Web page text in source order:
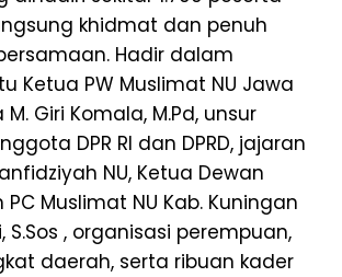
khidmat dan penuh
Hadir dalam
Ketua PW Muslimat NU Jawa
M. Giri Komala, M.Pd, unsur
DPR RI dan DPRD, jajaran
NU, Ketua Dewan
Muslimat NU Kab. Kuningan
S.Sos , organisasi perempuan,
daerah, serta ribuan kader